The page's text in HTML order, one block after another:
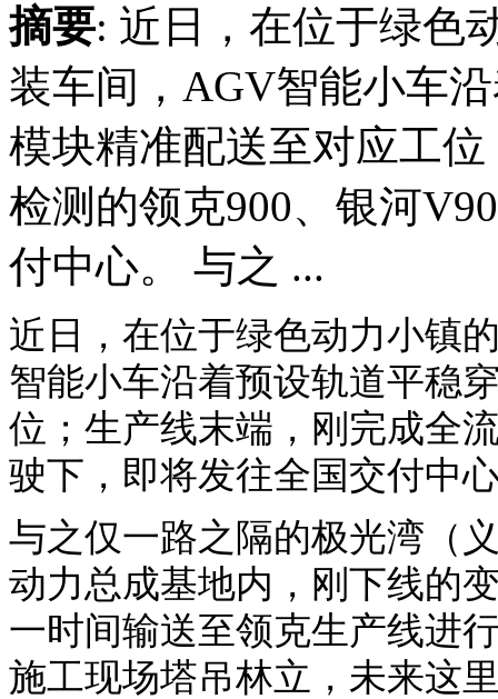
摘要: 近日，在位于绿色
装车间，AGV智能小车
模块精准配送至对应工
检测的领克900、银河
付中心。 与之 ...
近日，在位于绿色动力小镇
智能小车沿着预设轨道平稳
位；生产线末端，刚完成全
驶下，即将发往全国交付中
与之仅一路之隔的极光湾（
动力总成基地内，刚下线的
一时间输送至领克生产线进
施工现场塔吊林立，未来这